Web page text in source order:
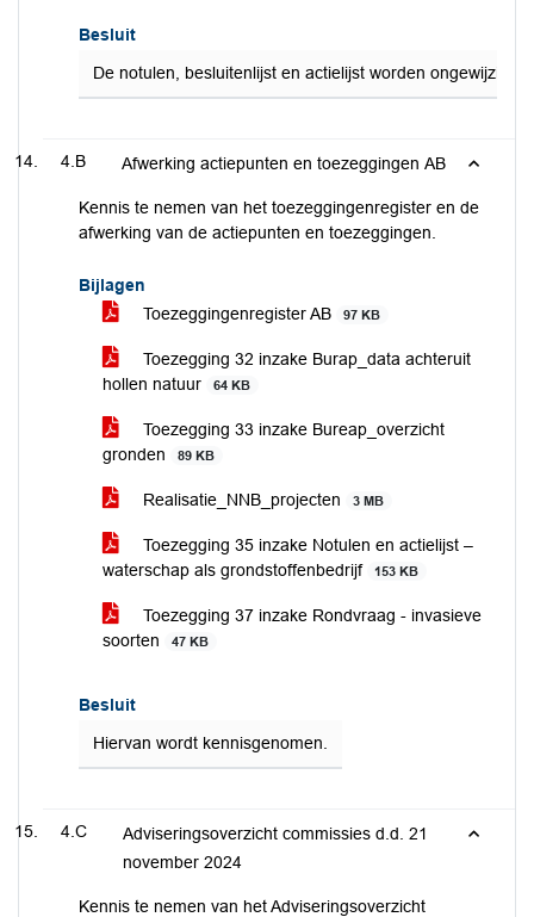
Besluit
De notulen, besluitenlijst en actielijst worden ongewijzigd
4.B Afwerking actiepunten en toezeggingen AB
Kennis te nemen van het toezeggingenregister en de
afwerking van de actiepunten en toezeggingen.
Bijlagen
Toezeggingenregister AB
97 KB
Toezegging 32 inzake Burap_data achteruit
hollen natuur
64 KB
Toezegging 33 inzake Bureap_overzicht
gronden
89 KB
Realisatie_NNB_projecten 3 MB
Toezegging 35 inzake Notulen en actielijst –
waterschap als grondstoffenbedrijf
153 KB
Toezegging 37 inzake Rondvraag - invasieve
soorten
47 KB
Besluit
Hiervan wordt kennisgenomen.
4.C
Adviseringsoverzicht commissies d.d. 21
november 2024
Kennis te nemen van het Adviseringsoverzicht